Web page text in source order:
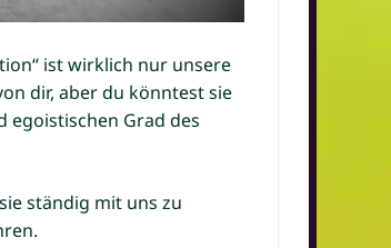
ist wirklich nur unsere
dir, aber du könntest sie
egoistischen Grad des
ständig mit uns zu